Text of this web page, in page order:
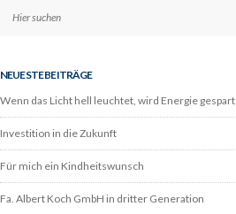
NEUESTE BEITRÄGE
Wenn das Licht hell leuchtet, wird Energie gespart
Investition in die Zukunft
Für mich ein Kindheitswunsch
Fa. Albert Koch GmbH in dritter Generation